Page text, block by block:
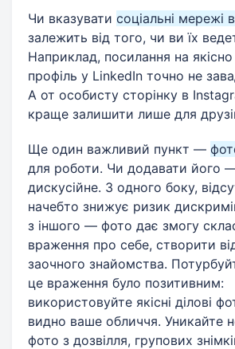
Чи вказувати соціальні мережі
залежить від того, чи ви їх
Наприклад, посилання на
профіль у LinkedIn точно не
А от особисту сторінку в
краще залишити лише для
Ще один важливий пункт —
для роботи. Чи додавати його
дискусійне. З одного боку,
начебто знижує ризик
з іншого — фото дає змогу
враження про себе, створити
заочного знайомства.
це враження було позитивним:
використовуйте якісні ділові
видно ваше обличчя. Уникайте
фото з дозвілля, групових